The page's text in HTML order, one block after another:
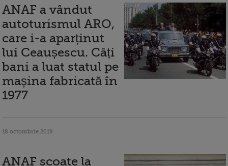
ANAF a vândut
autoturismul ARO,
care i-a aparținut
lui Ceaușescu. Câți
bani a luat statul pe
mașina fabricată în
1977
18 octombrie 2019
ANAF scoate la